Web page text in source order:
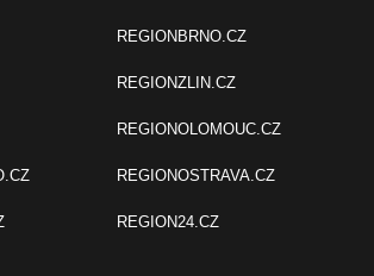
REGIONBRNO.CZ
REGIONZLIN.CZ
REGIONOLOMOUC.CZ
REGIONOSTRAVA.CZ
REGION24.CZ